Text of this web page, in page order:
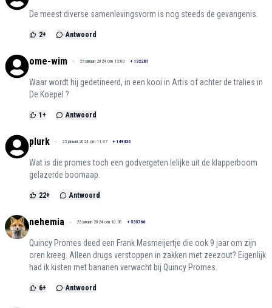
De meest diverse samenlevingsvorm is nog steeds de gevangenis.
2+ Antwoord
ome-wim 25 januari 2024 om 12:00 + 132281
Waar wordt hij gedetineerd, in een kooi in Artis of achter de tralies in
De Koepel ?
1 + Antwoord
plurk 25 januari 2024 om 11:47 + 149430
Wat is die promes toch een godvergeten lelijke uit de klapperboom
gelazerde boomaap.
22+ Antwoord
nehemia 25 januari 2024 om 10:36 + 535766
Quincy Promes deed een Frank Masmeijertje die ook 9 jaar om zijn
oren kreeg. Alleen drugs verstoppen in zakken met zeezout? Eigenlijk
had ik kisten met bananen verwacht bij Quincy Promes.
6+ Antwoord